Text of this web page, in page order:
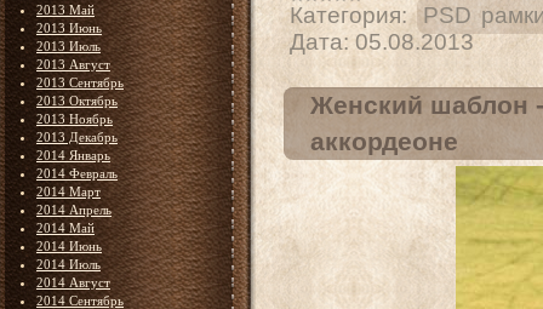
2013 Май
2013 Июнь
2013 Июль
2013 Август
2013 Сентябрь
2013 Октябрь
2013 Ноябрь
2013 Декабрь
2014 Январь
2014 Февраль
2014 Март
2014 Апрель
2014 Май
2014 Июнь
2014 Июль
2014 Август
2014 Сентябрь
Категория:
PSD
Дата: 05.08.2013
Женский шаблон
аккордеоне